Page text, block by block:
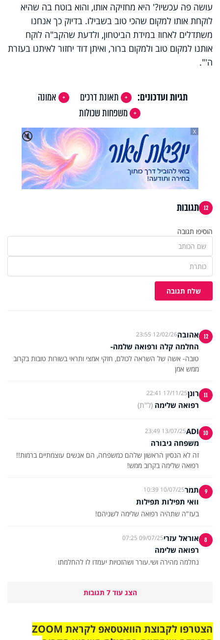
עושה פה עכשיו?' היא מחזיקה אותו, והוא בוטח בה שהיא
לוקחת אותו למקום שהכי טוב בשבילו. בדיוק כך אנחנו
משתדלים לאחוז במידת הביטחון, ולדעת שהקב"ה לוקח
אותנו למקום טוב ולמקום ברור, ואיתן דוד יחזור לאיתנו בעזרת
ה'".
תגיות ועדכונים: תאונת דרכים
אמונה
משפחות שכולות
🔇
X
12 תגובות
הוסיפו תגובה
שלח תגובה
12 אהובה12/02/26 23:55
החלמה קלה ורפואה שלמה-
טובה- אשה של השראה לכולם, חזקי אמצי ותראי בשורות טובות בקרוב
ממש אמן
11 רונן17/11/25 22:41
רפואה שלימה (ל"ת)
10
ADI
13/07/25 23:49
משפחה גיבורה
רפואה שלימה בקרוב ממש!
9 תמר10/07/25 10:39
וואי תפילות תפילות
בעז"ה שתהיה רפואה שלימה לשניהם!
8 אוראל עזרי09/07/25 07:25
רפואה שלימה
נחלמה מהירה ושי.עורר ושהזכויות יעמדו לו להחלמתו
הצג עוד 7 תגובות
הצטרפו לקבוצת הוואטסאפ לקראת ZOOM